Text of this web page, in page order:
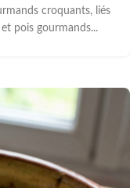
croquants, liés
pois gourmands...